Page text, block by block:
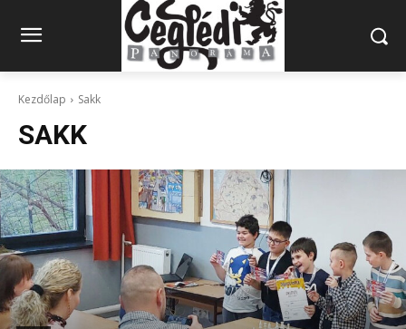
Kezdőlap Sakk
SAKK